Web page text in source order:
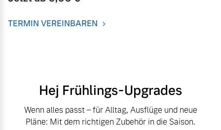
TERMIN VEREINBAREN
Hej Frühlings-Upgrades
Wenn alles passt – für Alltag, Ausflüge und neue
Pläne: Mit dem richtigen Zubehör in die Saison.